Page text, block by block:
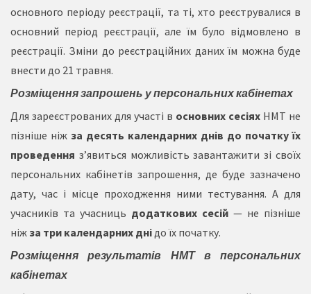
основного періоду реєстрації, та ті, хто реєструвалися в
основний період реєстрації, але їм було відмовлено в
реєстрації. Зміни до реєстраційних даних їм можна буде
внести до 21 травня.
Розміщення запрошень у персональних кабінетах
Для зареєстрованих для участі в основних сесіях НМТ не
пізніше ніж за десять календарних днів до початку їх
проведення з’явиться можливість завантажити зі своїх
персональних кабінетів запрошення, де буде зазначено
дату, час і місце проходження ними тестування. А для
учасників та учасниць додаткових сесій — не пізніше
ніж за три календарних дні до їх початку.
Розміщення результатів НМТ в персональних
кабінетах